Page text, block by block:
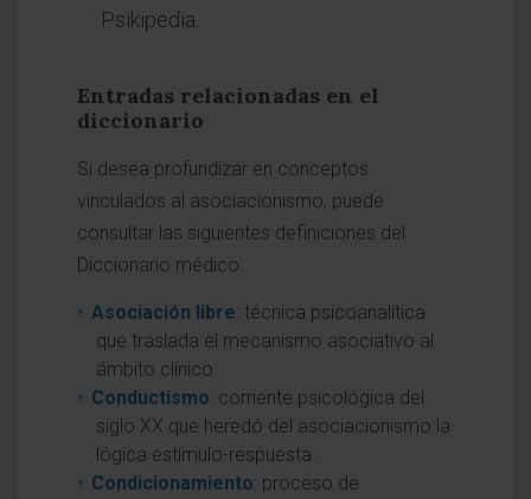
Psikipedia.
Entradas relacionadas en el
diccionario
Si desea profundizar en conceptos
vinculados al asociacionismo, puede
consultar las siguientes definiciones del
Diccionario médico:
Asociación libre: técnica psicoanalítica
que traslada el mecanismo asociativo al
ámbito clínico.
Conductismo: corriente psicológica del
siglo XX que heredó del asociacionismo la
lógica estímulo-respuesta.
Condicionamiento: proceso de